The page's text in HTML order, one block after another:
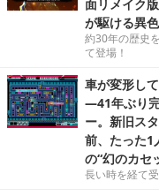
面リメイク
が駆ける異
約30年の歴史
て登場！
車が変形し
―41年ぶり
ー。新旧ス
前、たった1
の“幻のカセ
長い時を経て